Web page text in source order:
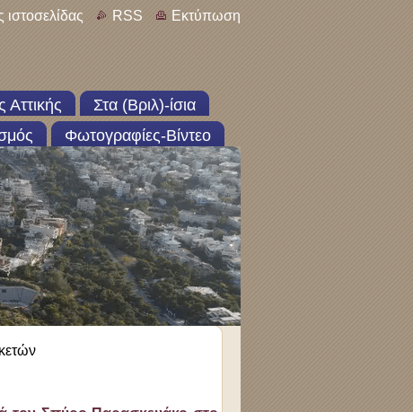
ιστοσελίδας RSS Εκτύπωση
Αττικής
Στα (Βριλ)-ίσια
Φωτογραφίες-Βίντεο